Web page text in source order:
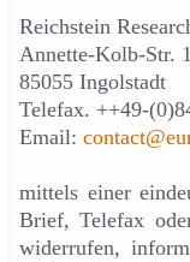
Reichstein
Annette-Kolb-Str.
85055 Ingolstadt
Telefax. ++49-
Email:
mittels einer
Brief, Telefax
widerrufen,